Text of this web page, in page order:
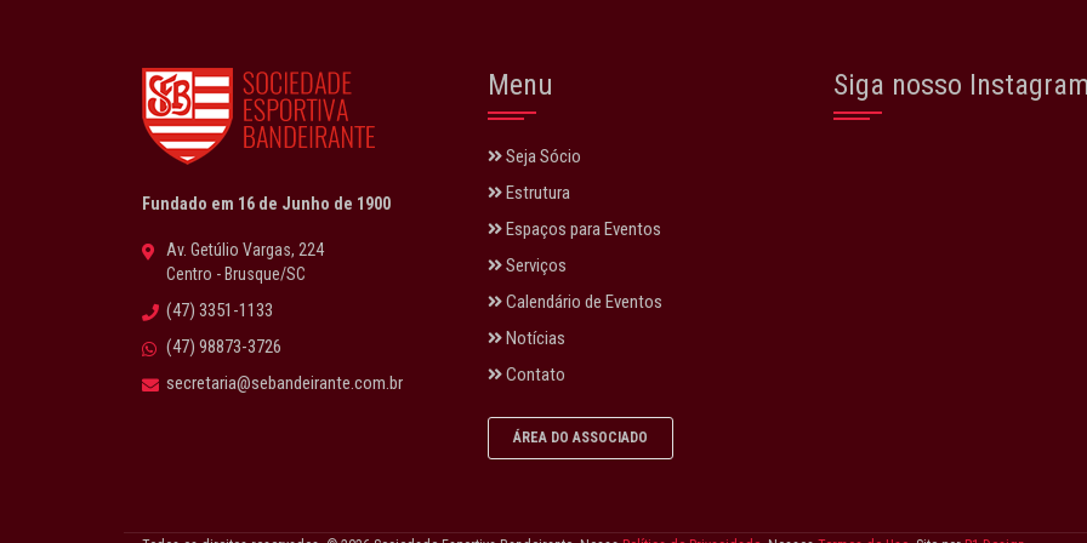
Fundado em 16 de Junho de 1900
Av. Getúlio Vargas, 224
Centro - Brusque/SC
(47) 3351-1133
(47) 98873-3726
secretaria@sebandeirante.com.br
Menu
Seja Sócio
Estrutura
Espaços para Eventos
Serviços
Calendário de Eventos
Notícias
Contato
ÁREA DO ASSOCIADO
Siga nosso